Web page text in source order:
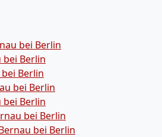
bei Berlin
Berlin
Berlin
bei Berlin
Berlin
bei Berlin
bei Berlin